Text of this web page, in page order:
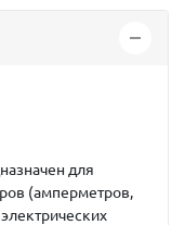
для
(амперметров,